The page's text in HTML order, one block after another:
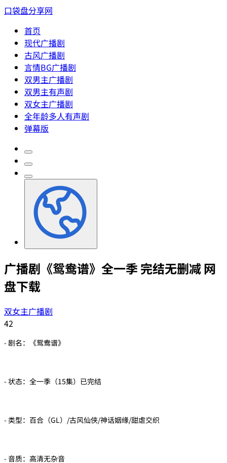
口袋盘分享网
首页
现代广播剧
古风广播剧
言情BG广播剧
双男主广播剧
双男主有声剧
双女主广播剧
全年龄多人有声剧
弹幕版
广播剧《鸳鸯谱》全一季 完结无删减 网
盘下载
双女主广播剧
42
- 剧名：《鸳鸯谱》
- 状态：全一季（15集）已完结
- 类型：百合（GL）/古风仙侠/神话姻缘/甜虐交织
- 音质：高清无杂音